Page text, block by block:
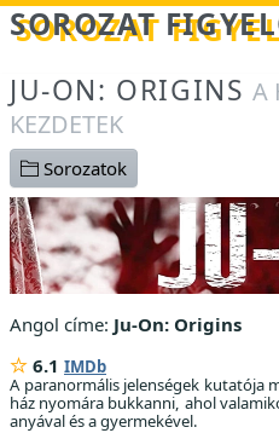
Betöltés...
SOROZAT
JU-ON: ORIGINS A
KEZDETEK
Sorozatok
Angol címe: Ju-On: Origins
6.1 IMDb
A paranormális jelenségek kutatója
ház nyomára bukkanni, ahol
anyával és a gyermekével.